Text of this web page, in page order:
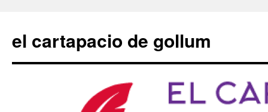
contenido
el cartapacio de gollum